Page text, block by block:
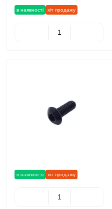
в наявності хіт продажу
в наявності хіт продажу